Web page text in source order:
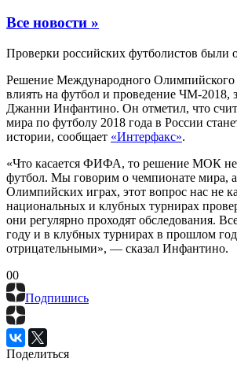
Все новости »
Проверки российских футболистов были
Решение Международного Олимпийского
влиять на футбол и проведение ЧМ-2018,
Джанни Инфантино. Он отметил, что
мира по футболу 2018 года в России
истории, сообщает «Интерфакс».
«Что касается ФИФА, то решение МОК не
футбол. Мы говорим о чемпионате мира,
Олимпийских играх, этот вопрос нас не
национальных и клубных турнирах
они регулярно проходят обследования.
году и в клубных турнирах в прошлом
отрицательными», — сказал Инфантино.
00
Подпишись
Поделиться